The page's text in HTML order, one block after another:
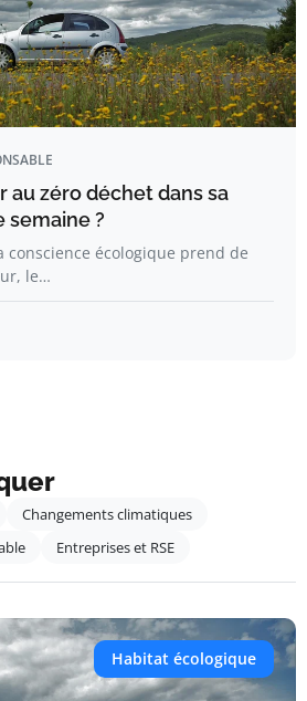
au zéro déchet dans sa
semaine ?
conscience écologique prend de
le…
Changements climatiques
Entreprises et RSE
Habitat écologique